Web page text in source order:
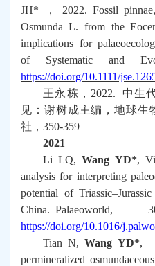
JH* ， 2022. Fossil
Osmunda L. from the
implications for
of Systematic and
https://doi.org/10.1111/
王永栋， 2022.
中生
见：谢树成主编，地球生
社， 350-359
2021
Li LQ, Wang YD*,
analysis for interpreting
potential of
China. Palaeoworld, 30
https://doi.org/10.1016/
Tian N, Wang YD*,
permineralized